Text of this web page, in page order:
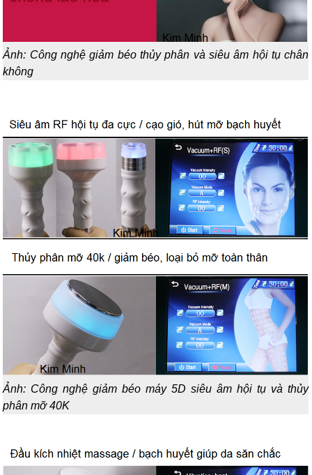
Ảnh: Công nghệ giảm béo thủy phân và siêu âm hội tụ chân
không
Ảnh: Công nghệ giảm béo máy 5D siêu âm hội tụ và thủy
phân mỡ 40K